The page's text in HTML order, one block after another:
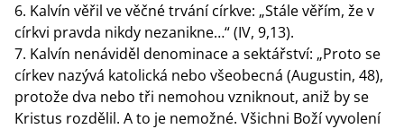
Kalvín věřil ve věčné trvání církve: „Stále věřím, že v
církvi pravda nikdy nezanikne…“ (IV, 9,13).
Kalvín nenáviděl denominace a sektářství: „Proto se
církev nazývá katolická nebo všeobecná (Augustin, 48),
protože dva nebo tři nemohou vzniknout, aniž by se
Kristus rozdělil. A to je nemožné. Všichni Boží vyvolení